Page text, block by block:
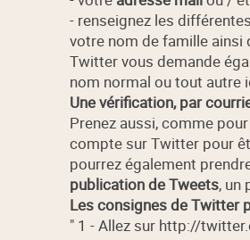
- renseignez les
votre nom de famille
Twitter vous demande
nom normal ou tout autre
Une vérification, par
Prenez aussi, comme
compte sur Twitter pour
pourrez également
publication de Tweets, un
Les consignes de Twitter
" 1 - Allez sur http://